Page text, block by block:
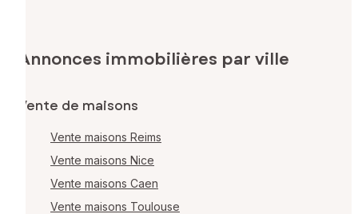
Annonces immobilières par ville
Vente de maisons
Vente maisons Reims
Vente maisons Nice
Vente maisons Caen
Vente maisons Toulouse